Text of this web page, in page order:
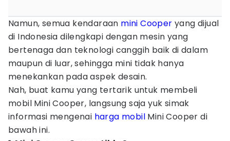
Namun, semua kendaraan mini Cooper yang dijual
di Indonesia dilengkapi dengan mesin yang
bertenaga dan teknologi canggih baik di dalam
maupun di luar, sehingga mini tidak hanya
menekankan pada aspek desain.
Nah, buat kamu yang tertarik untuk membeli
mobil Mini Cooper, langsung saja yuk simak
informasi mengenai harga mobil Mini Cooper di
bawah ini.